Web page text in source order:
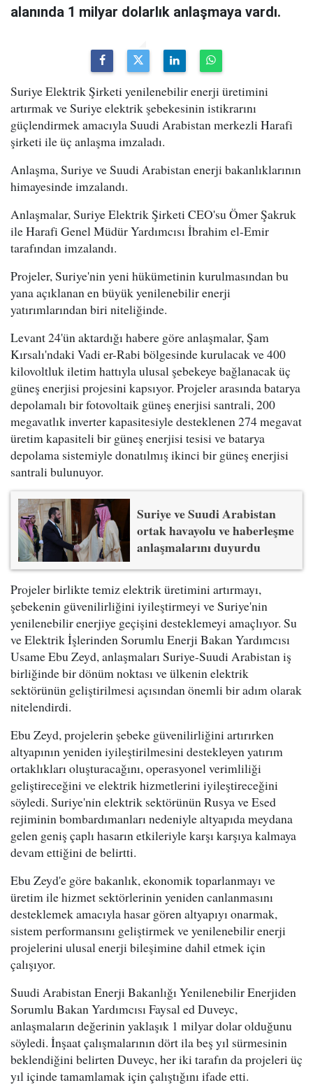
alanında 1 milyar dolarlık anlaşmaya vardı.
Suriye Elektrik Şirketi yenilenebilir enerji üretimini
artırmak ve Suriye elektrik şebekesinin istikrarını
güçlendirmek amacıyla Suudi Arabistan merkezli Harafi
şirketi ile üç anlaşma imzaladı.
Anlaşma, Suriye ve Suudi Arabistan enerji bakanlıklarının
himayesinde imzalandı.
Anlaşmalar, Suriye Elektrik Şirketi CEO'su Ömer Şakruk
ile Harafi Genel Müdür Yardımcısı İbrahim el-Emir
tarafından imzalandı.
Projeler, Suriye'nin yeni hükümetinin kurulmasından bu
yana açıklanan en büyük yenilenebilir enerji
yatırımlarından biri niteliğinde.
Levant 24'ün aktardığı habere göre anlaşmalar, Şam
Kırsalı'ndaki Vadi er-Rabi bölgesinde kurulacak ve 400
kilovoltluk iletim hattıyla ulusal şebekeye bağlanacak üç
güneş enerjisi projesini kapsıyor. Projeler arasında batarya
depolamalı bir fotovoltaik güneş enerjisi santrali, 200
megavatlık inverter kapasitesiyle desteklenen 274 megavat
üretim kapasiteli bir güneş enerjisi tesisi ve batarya
depolama sistemiyle donatılmış ikinci bir güneş enerjisi
santrali bulunuyor.
Suriye ve Suudi Arabistan
ortak havayolu ve haberleşme
anlaşmalarını duyurdu
Projeler birlikte temiz elektrik üretimini artırmayı,
şebekenin güvenilirliğini iyileştirmeyi ve Suriye'nin
yenilenebilir enerjiye geçişini desteklemeyi amaçlıyor. Su
ve Elektrik İşlerinden Sorumlu Enerji Bakan Yardımcısı
Usame Ebu Zeyd, anlaşmaları Suriye-Suudi Arabistan iş
birliğinde bir dönüm noktası ve ülkenin elektrik
sektörünün geliştirilmesi açısından önemli bir adım olarak
nitelendirdi.
Ebu Zeyd, projelerin şebeke güvenilirliğini artırırken
altyapının yeniden iyileştirilmesini destekleyen yatırım
ortaklıkları oluşturacağını, operasyonel verimliliği
geliştireceğini ve elektrik hizmetlerini iyileştireceğini
söyledi. Suriye'nin elektrik sektörünün Rusya ve Esed
rejiminin bombardımanları nedeniyle altyapıda meydana
gelen geniş çaplı hasarın etkileriyle karşı karşıya kalmaya
devam ettiğini de belirtti.
Ebu Zeyd'e göre bakanlık, ekonomik toparlanmayı ve
üretim ile hizmet sektörlerinin yeniden canlanmasını
desteklemek amacıyla hasar gören altyapıyı onarmak,
sistem performansını geliştirmek ve yenilenebilir enerji
projelerini ulusal enerji bileşimine dahil etmek için
çalışıyor.
Suudi Arabistan Enerji Bakanlığı Yenilenebilir Enerjiden
Sorumlu Bakan Yardımcısı Faysal ed Duveyc,
anlaşmaların değerinin yaklaşık 1 milyar dolar olduğunu
söyledi. İnşaat çalışmalarının dört ila beş yıl sürmesinin
beklendiğini belirten Duveyc, her iki tarafın da projeleri üç
yıl içinde tamamlamak için çalıştığını ifade etti.